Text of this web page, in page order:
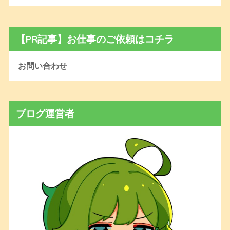
【PR記事】お仕事のご依頼はコチラ
お問い合わせ
ブログ運営者